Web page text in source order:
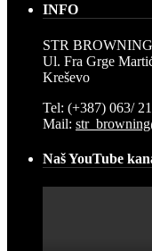
INFO
STR BROWNING
Ul. Fra Grge
Kreševo
Tel: (+387) 063/
Mail:
Naš YouTube